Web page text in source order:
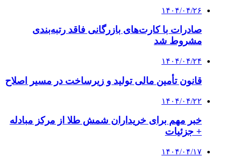
۱۴۰۴/۰۴/۲۶
صادرات با کارت‌های بازرگانی فاقد رتبه‌بندی
مشروط شد
۱۴۰۴/۰۴/۲۴
قانون تأمین مالی تولید و زیرساخت در مسیر اصلاح
۱۴۰۴/۰۴/۲۲
خبر مهم برای خریداران شمش طلا از مرکز مبادله
+ جزئیات
۱۴۰۴/۰۴/۱۷